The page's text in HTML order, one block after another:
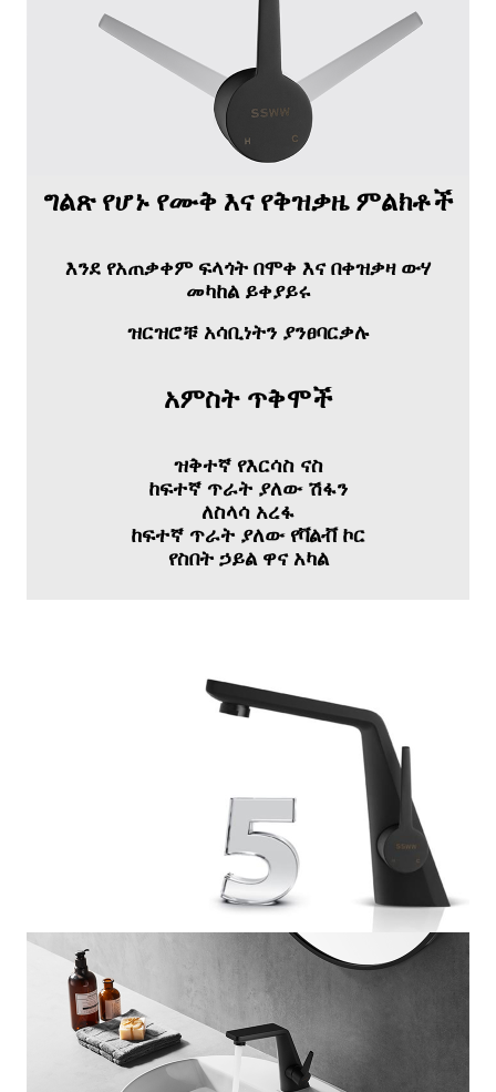
ግልጽ የሆኑ የሙቅ እና የቅዝቃዜ ምልክቶች
እንደ የአጠቃቀም ፍላጎት በሞቀ እና በቀዝቃዛ ውሃ
መካከል ይቀያይሩ
ዝርዝሮቹ አሳቢነትን ያንፀባርቃሉ
አምስት ጥቅሞች
ዝቅተኛ የእርሳስ ናስ
ከፍተኛ ጥራት ያለው ሽፋን
ለስላሳ አረፋ
ከፍተኛ ጥራት ያለው የቫልቭ ኮር
የስበት ኃይል ዋና አካል